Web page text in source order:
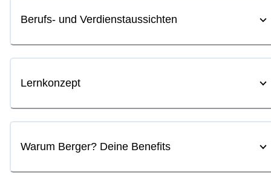
Berufs- und Verdienstaussichten
Lernkonzept
Warum Berger? Deine Benefits